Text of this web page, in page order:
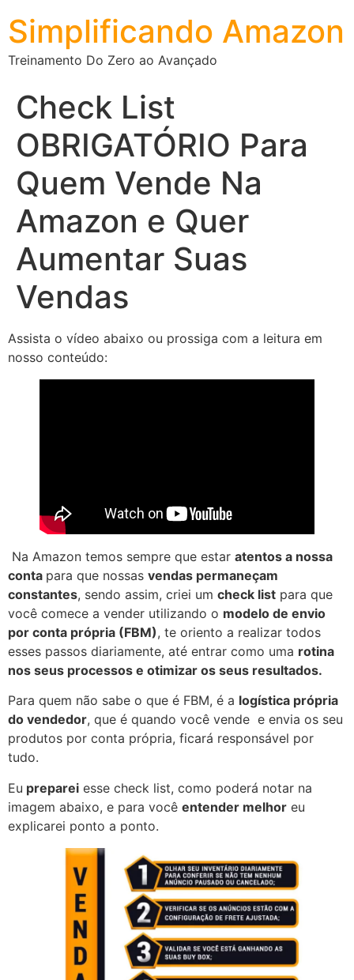
Simplificando Amazon
Treinamento Do Zero ao Avançado
Check List
OBRIGATÓRIO Para
Quem Vende Na
Amazon e Quer
Aumentar Suas
Vendas
Assista o vídeo abaixo ou prossiga com a leitura em
nosso conteúdo:
Na Amazon temos sempre que estar atentos a nossa
conta para que nossas vendas permaneçam
constantes, sendo assim, criei um check list para que
você comece a vender utilizando o modelo de envio
por conta própria (FBM), te oriento a realizar todos
esses passos diariamente, até entrar como uma rotina
nos seus processos e otimizar os seus resultados.
Para quem não sabe o que é FBM, é a logística própria
do vendedor, que é quando você vende e envia os seu
produtos por conta própria, ficará responsável por
tudo.
Eu preparei esse check list, como poderá notar na
imagem abaixo, e para você entender melhor eu
explicarei ponto a ponto.